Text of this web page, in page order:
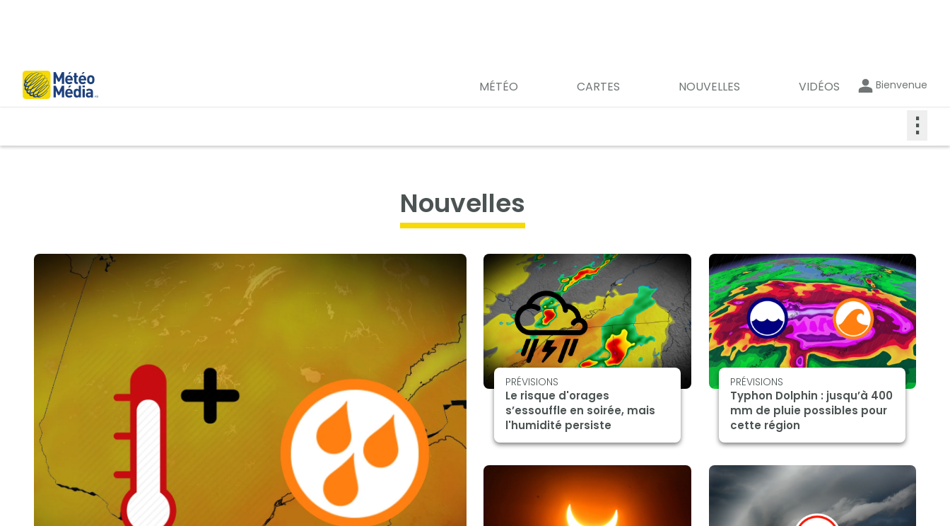
MÉTÉO CARTES NOUVELLES VIDÉOS Bienvenue
⋮
nouvelles
PRÉVISIONS
Le risque d'orages
s’essouffle en soirée, mais
l'humidité persiste
PRÉVISIONS
Typhon Dolphin : jusqu’à 400
mm de pluie possibles pour
cette région